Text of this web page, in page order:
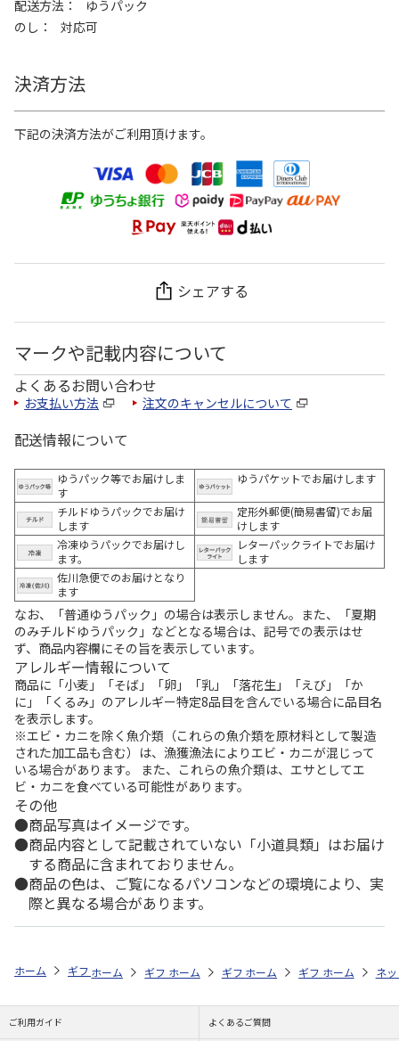
配送方法
ゆうパック
のし
対応可
決済方法
下記の決済方法がご利用頂けます。
シェアする
マークや記載内容について
よくあるお問い合わせ
お支払い方法 注文のキャンセルについて
配送情報について
ゆうパック等でお届けしま
す
ゆうパケットでお届けします
チルドゆうパックでお届け
します
定形外郵便(簡易書留)でお届
けします
冷凍ゆうパックでお届けし
ます。
レターパックライトでお届け
します
佐川急便でのお届けとなり
ます
なお、「普通ゆうパック」の場合は表示しません。また、「夏期
のみチルドゆうパック」などとなる場合は、記号での表示はせ
ず、商品内容欄にその旨を表示しています。
アレルギー情報について
商品に「小麦」「そば」「卵」「乳」「落花生」「えび」「か
に」「くるみ」のアレルギー特定8品目を含んでいる場合に品目名
を表示します。
※エビ・カニを除く魚介類（これらの魚介類を原材料として製造
された加工品も含む）は、漁獲漁法によりエビ・カニが混じって
いる場合があります。 また、これらの魚介類は、エサとしてエ
ビ・カニを食べている可能性があります。
その他
商品写真はイメージです。
商品内容として記載されていない「小道具類」はお届け
する商品に含まれておりません。
商品の色は、ご覧になるパソコンなどの環境により、実
際と異なる場合があります。
ホーム ギフトストア お中元・夏ギフト特集 2026 そうめん・麺類
ホーム ギフトストア お中元・夏ギフト特集 2026
ホーム ギフトストア お中元・夏ギフト
ホーム ギフトストア お
ホーム ネ
ご利用ガイド よくあるご質問